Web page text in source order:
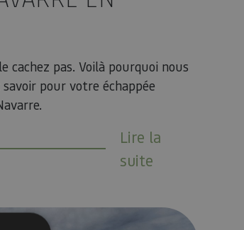
cachez pas. Voilà pourquoi nous
pour votre échappée
Lire la
suite
À PAMPELUNE